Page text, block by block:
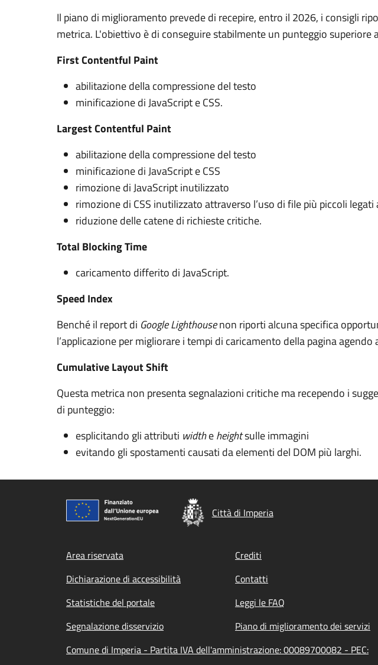
Il piano di miglioramento prevede di recepire, entro il 2026, i consigli
metrica. L'obiettivo è di conseguire stabilmente un punteggio
First Contentful Paint
abilitazione della compressione del testo
minificazione di JavaScript e CSS.
Largest Contentful Paint
abilitazione della compressione del testo
minificazione di JavaScript e CSS
rimozione di JavaScript inutilizzato
rimozione di CSS inutilizzato attraverso l’uso di file più piccoli
riduzione delle catene di richieste critiche.
Total Blocking Time
caricamento differito di JavaScript.
Speed Index
Benché il report di Google Lighthousenon riporti alcuna specifica
l’applicazione per migliorare i tempi di caricamento della pagina
Cumulative Layout Shift
Questa metrica non presenta segnalazioni critiche ma recependo i
di punteggio:
esplicitando gli attributi widtheheightsulle immagini
evitando gli spostamenti causati da elementi del DOM più larghi.
Città di Imperia
Footer menu
Area riservata Crediti
Dichiarazione di accessibilità
Contatti
Statistiche del portale
Leggi le FAQ
Segnalazione disservizio
Piano di miglioramento dei servizi
Comune di Imperia - Partita IVA dell'amministrazione: 00089700082 - PEC: